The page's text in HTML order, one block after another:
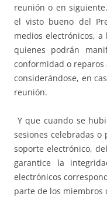
reunión o en
el visto bueno del
medios electrónicos,
quienes podrán
conformidad o reparos
considerándose, en
reunión.
Y que cuando se
sesiones celebradas
soporte electrónico,
garantice la
electrónicos
parte de los miembros